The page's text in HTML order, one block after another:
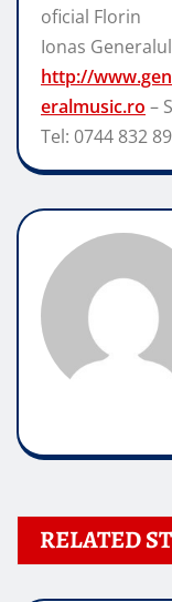
oficial Florin
Ionas Generalul
http://www.gen
eralmusic.ro –
Tel: 0744 832
RELATED